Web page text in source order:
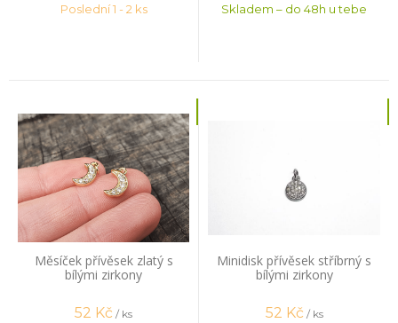
Poslední 1 - 2 ks Skladem – do 48h u tebe
Měsíček přívěsek zlatý s
bílými zirkony
52 Kč / ks
Minidisk přívěsek stříbrný s
bílými zirkony
52 Kč / ks